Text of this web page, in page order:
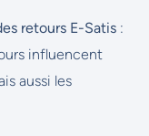
retours E-Satis:
influencent
aussi les